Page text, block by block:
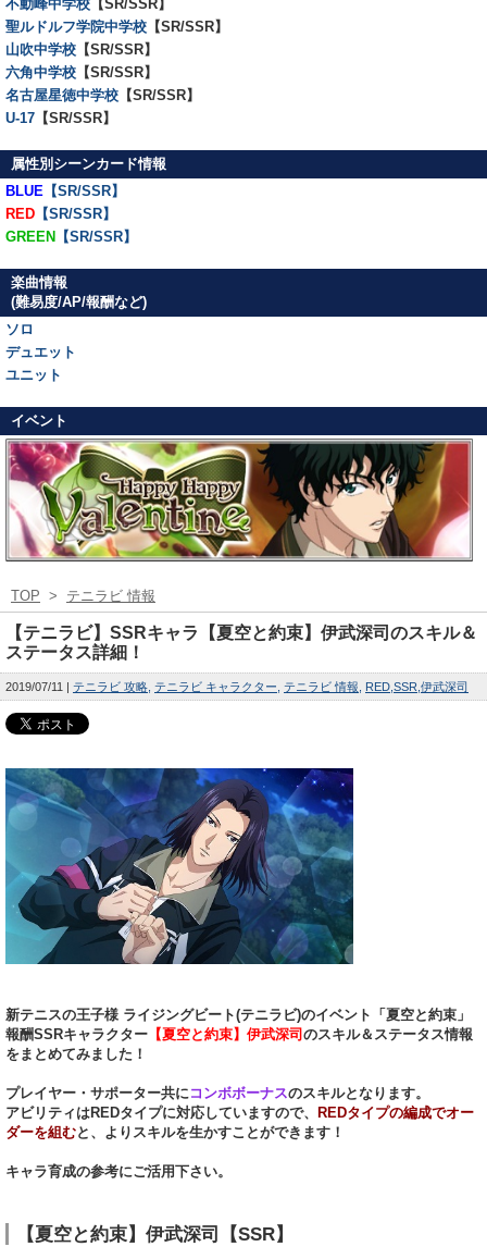
不動峰中学校 【SR/SSR】
聖ルドルフ学院中学校 【SR/SSR】
山吹中学校 【SR/SSR】
六角中学校 【SR/SSR】
名古屋星徳中学校 【SR/SSR】
U-17 【SR/SSR】
属性別シーンカード情報
BLUE 【SR/SSR】
RED 【SR/SSR】
GREEN 【SR/SSR】
楽曲情報
(難易度/AP/報酬など)
ソロ
デュエット
ユニット
イベント
TOP > テニラビ 情報
【テニラビ】SSRキャラ【夏空と約束】伊武深司のスキル＆
ステータス詳細！
2019/07/11 テニラビ 攻略 テニラビ キャラクター テニラビ 情報 RED SSR 伊武深司
新テニスの王子様 ライジングビート(テニラビ)のイベント「夏空と約束」
報酬SSRキャラクター 【夏空と約束】伊武深司 のスキル＆ステータス情報
をまとめてみました！
プレイヤー・サポーター共に コンボボーナスのスキルとなります。
アビリティはREDタイプに対応していますので、
REDタイプの編成でオー
ダーを組むと、よりスキルを生かすことができます！
キャラ育成の参考にご活用下さい。
【夏空と約束】伊武深司【SSR】